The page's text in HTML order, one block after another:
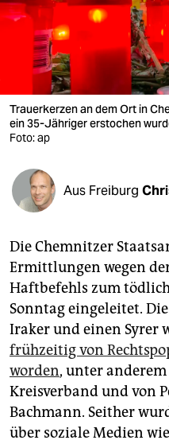
nord
wahrheit
verlag
verlag
shop
fragen & hilfe
unterstützen
abo
genossenschaft
epaper login
Trauerkerzen an dem Ort in
ein 35-Jähriger erstochen
Foto: ap
Aus Freiburg
Die Chemnitzer
Ermittlungen wegen
Haftbefehls zum
Sonntag eingeleitet.
Iraker und einen Syrer
frühzeitig von
worden, unter
Kreisverband und von
Bachmann. Seither
über soziale Medien